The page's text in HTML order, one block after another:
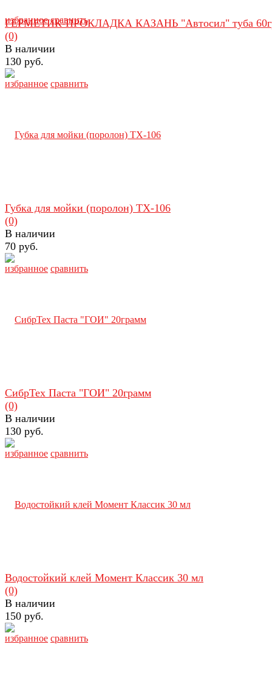
избранное сравнить
избранное сравнить
ГЕРМЕТИК-ПРОКЛАДКА КАЗАНЬ "Автосил" туба
(0)
В наличии
130 руб.
избранное сравнить
Губка для мойки (поролон) TX-106
(0)
В наличии
70 руб.
избранное сравнить
СибрТех Паста "ГОИ" 20грамм
(0)
В наличии
130 руб.
избранное сравнить
Водостойкий клей Момент Классик 30 мл
(0)
В наличии
150 руб.